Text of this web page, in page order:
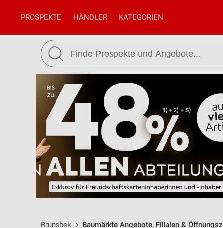
PROSPEKTE HÄNDLER KATEGORIEN
Brunsbek Baumärkte Angebote, Filialen &